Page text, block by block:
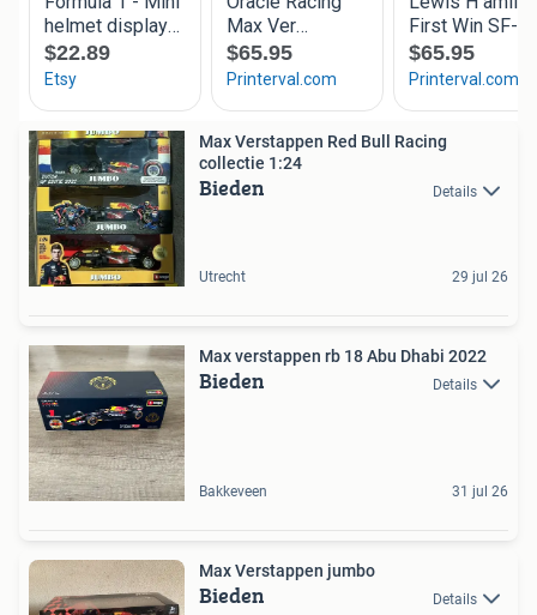
Max Verstappen Red Bull Racing
collectie 1:24
Bieden Details
Utrecht 29 jul 26
Max verstappen rb 18 Abu Dhabi 2022
Bieden Details
Bakkeveen 31 jul 26
Max Verstappen jumbo
Bieden Details